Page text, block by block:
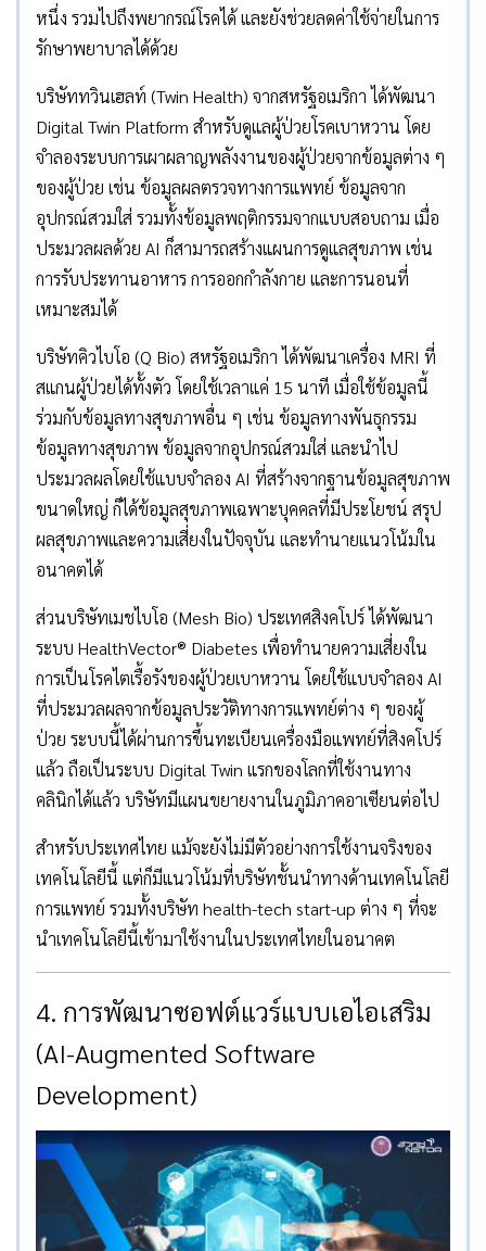
หนึ่ง รวมไปถึงพยากรณ์โรคได้ และยังช่วยลดค่าใช้จ่ายในการ
รักษาพยาบาลได้ด้วย
บริษัททวินเฮลท์ (Twin Health) จากสหรัฐอเมริกา ได้พัฒนา
Digital Twin Platform สำหรับดูแลผู้ป่วยโรคเบาหวาน โดย
จำลองระบบการเผาผลาญพลังงานของผู้ป่วยจากข้อมูลต่าง ๆ
ของผู้ป่วย เช่น ข้อมูลผลตรวจทางการแพทย์ ข้อมูลจาก
อุปกรณ์สวมใส่ รวมทั้งข้อมูลพฤติกรรมจากแบบสอบถาม เมื่อ
ประมวลผลด้วย AI ก็สามารถสร้างแผนการดูแลสุขภาพ เช่น
การรับประทานอาหาร การออกกำลังกาย และการนอนที่
เหมาะสมได้
บริษัทคิวไบโอ (Q Bio) สหรัฐอเมริกา ได้พัฒนาเครื่อง MRI ที่
สแกนผู้ป่วยได้ทั้งตัว โดยใช้เวลาแค่ 15 นาที เมื่อใช้ข้อมูลนี้
ร่วมกับข้อมูลทางสุขภาพอื่น ๆ เช่น ข้อมูลทางพันธุกรรม
ข้อมูลทางสุขภาพ ข้อมูลจากอุปกรณ์สวมใส่ และนำไป
ประมวลผลโดยใช้แบบจำลอง AI ที่สร้างจากฐานข้อมูลสุขภาพ
ขนาดใหญ่ ก็ได้ข้อมูลสุขภาพเฉพาะบุคคลที่มีประโยชน์ สรุป
ผลสุขภาพและความเสี่ยงในปัจจุบัน และทำนายแนวโน้มใน
อนาคตได้
ส่วนบริษัทเมชไบโอ (Mesh Bio) ประเทศสิงคโปร์ ได้พัฒนา
ระบบ HealthVector® Diabetes เพื่อทำนายความเสี่ยงใน
การเป็นโรคไตเรื้อรังของผู้ป่วยเบาหวาน โดยใช้แบบจำลอง AI
ที่ประมวลผลจากข้อมูลประวัติทางการแพทย์ต่าง ๆ ของผู้
ป่วย ระบบนี้ได้ผ่านการขึ้นทะเบียนเครื่องมือแพทย์ที่สิงคโปร์
แล้ว ถือเป็นระบบ Digital Twin แรกของโลกที่ใช้งานทาง
คลินิกได้แล้ว บริษัทมีแผนขยายงานในภูมิภาคอาเซียนต่อไป
สำหรับประเทศไทย แม้จะยังไม่มีตัวอย่างการใช้งานจริงของ
เทคโนโลยีนี้ แต่ก็มีแนวโน้มที่บริษัทชั้นนำทางด้านเทคโนโลยี
การแพทย์ รวมทั้งบริษัท health-tech start-up ต่าง ๆ ที่จะ
นำเทคโนโลยีนี้เข้ามาใช้งานในประเทศไทยในอนาคต
4. การพัฒนาซอฟต์แวร์แบบเอไอเสริม
(AI-Augmented Software
Development)